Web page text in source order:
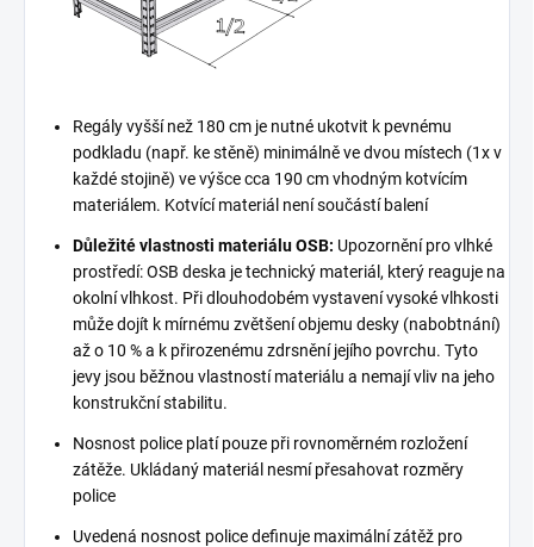
Regály vyšší než 180 cm je nutné ukotvit k pevnému
podkladu (např. ke stěně) minimálně ve dvou místech (1x v
každé stojině) ve výšce cca 190 cm vhodným kotvícím
materiálem. Kotvící materiál není součástí balení
Důležité vlastnosti materiálu OSB: Upozornění pro vlhké
prostředí: OSB deska je technický materiál, který reaguje na
okolní vlhkost. Při dlouhodobém vystavení vysoké vlhkosti
může dojít k mírnému zvětšení objemu desky (nabobtnání)
až o 10 % a k přirozenému zdrsnění jejího povrchu. Tyto
jevy jsou běžnou vlastností materiálu a nemají vliv na jeho
konstrukční stabilitu.
Nosnost police platí pouze při rovnoměrném rozložení
zátěže. Ukládaný materiál nesmí přesahovat rozměry
police
Uvedená nosnost police definuje maximální zátěž pro